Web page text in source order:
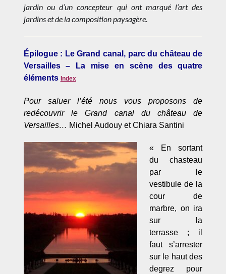
jardin ou d’un concepteur qui ont marqué l’art des
jardins et de la composition paysagère.
Épilogue : Le Grand canal, parc du château de
Versailles – La mise en scène des quatre
éléments Index
Pour saluer l’été nous vous proposons de
redécouvrir le Grand canal du château de
Versailles… Michel Audouy et Chiara Santini
« En sortant
du chasteau
par le
vestibule de la
cour de
marbre, on ira
sur la
terrasse ; il
faut s’arrester
sur le haut des
degrez pour